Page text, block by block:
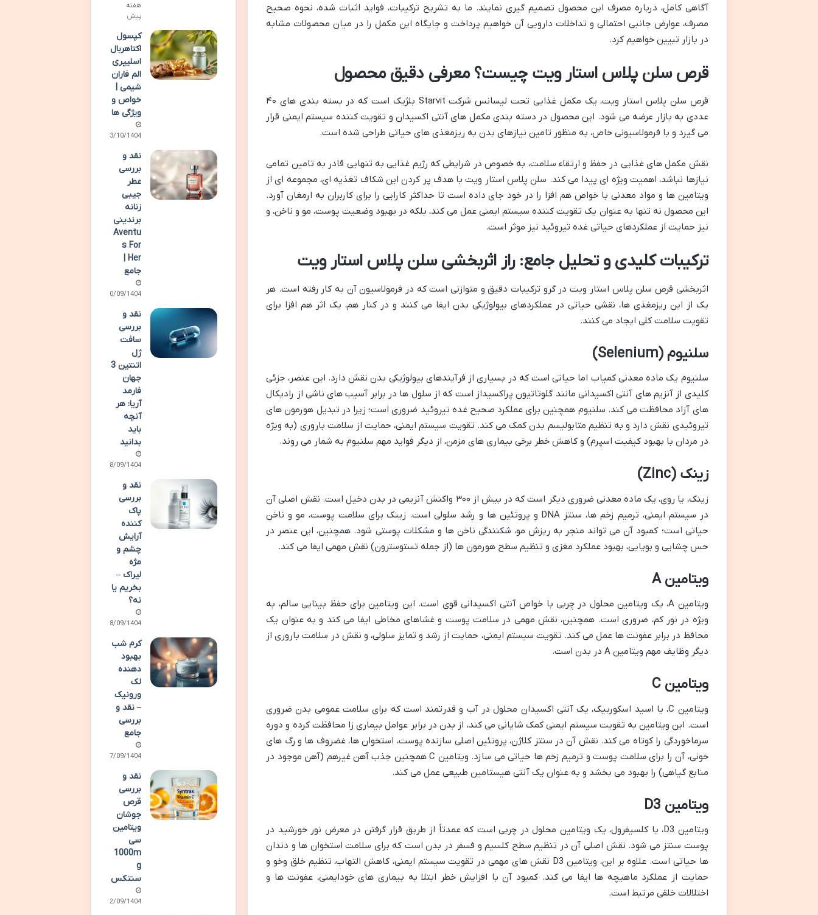
آگاهی کامل، درباره مصرف این محصول تصمیم گیری نمایند. ما به تشریح ترکیبات، فواید اثبات شده، نحوه صحیح
مصرف، عوارض جانبی احتمالی و تداخلات دارویی آن خواهیم پرداخت و جایگاه این مکمل را در میان محصولات مشابه
در بازار تبیین خواهیم کرد.
قرص سلن پلاس استار ویت چیست؟ معرفی دقیق محصول
قرص سلن پلاس استار ویت، یک مکمل غذایی تحت لیسانس شرکت Starvit بلژیک است که در بسته بندی های ۴۰
عددی به بازار عرضه می شود. این محصول در دسته بندی مکمل های آنتی اکسیدان و تقویت کننده سیستم ایمنی قرار
می گیرد و با فرمولاسیونی خاص، به منظور تامین نیازهای بدن به ریزمغذی های حیاتی طراحی شده است.
نقش مکمل های غذایی در حفظ و ارتقاء سلامت، به خصوص در شرایطی که رژیم غذایی به تنهایی قادر به تامین تمامی
نیازها نباشد، اهمیت ویژه ای پیدا می کند. سلن پلاس استار ویت با هدف پر کردن این شکاف تغذیه ای، مجموعه ای از
ویتامین ها و مواد معدنی با خواص هم افزا را در خود جای داده است تا حداکثر کارایی را برای کاربران به ارمغان آورد.
این محصول نه تنها به عنوان یک تقویت کننده سیستم ایمنی عمل می کند، بلکه در بهبود وضعیت پوست، مو و ناخن، و
نیز حمایت از عملکردهای حیاتی غده تیروئید نیز موثر است.
ترکیبات کلیدی و تحلیل جامع: راز اثربخشی سلن پلاس استار ویت
اثربخشی قرص سلن پلاس استار ویت در گرو ترکیبات دقیق و متوازنی است که در فرمولاسیون آن به کار رفته است. هر
یک از این ریزمغذی ها، نقشی حیاتی در عملکردهای بیولوژیکی بدن ایفا می کنند و در کنار هم، یک اثر هم افزا برای
تقویت سلامت کلی ایجاد می کنند.
سلنیوم (Selenium)
سلنیوم یک ماده معدنی کمیاب اما حیاتی است که در بسیاری از فرآیندهای بیولوژیکی بدن نقش دارد. این عنصر، جزئی
کلیدی از آنزیم های آنتی اکسیدانی مانند گلوتاتیون پراکسیداز است که از سلول ها در برابر آسیب های ناشی از رادیکال
های آزاد محافظت می کند. سلنیوم همچنین برای عملکرد صحیح غده تیروئید ضروری است؛ زیرا در تبدیل هورمون های
تیروئیدی نقش دارد و به تنظیم متابولیسم بدن کمک می کند. تقویت سیستم ایمنی، حمایت از سلامت باروری (به ویژه
در مردان با بهبود کیفیت اسپرم) و کاهش خطر برخی بیماری های مزمن، از دیگر فواید مهم سلنیوم به شمار می روند.
زینک (Zinc)
زینک، یا روی، یک ماده معدنی ضروری دیگر است که در بیش از ۳۰۰ واکنش آنزیمی در بدن دخیل است. نقش اصلی آن
در سیستم ایمنی، ترمیم زخم ها، سنتز DNA و پروتئین ها و رشد سلولی است. زینک برای سلامت پوست، مو و ناخن
حیاتی است؛ کمبود آن می تواند منجر به ریزش مو، شکنندگی ناخن ها و مشکلات پوستی شود. همچنین، این عنصر در
حس چشایی و بویایی، بهبود عملکرد مغزی و تنظیم سطح هورمون ها (از جمله تستوسترون) نقش مهمی ایفا می کند.
ویتامین A
ویتامین A، یک ویتامین محلول در چربی با خواص آنتی اکسیدانی قوی است. این ویتامین برای حفظ بینایی سالم، به
ویژه در نور کم، ضروری است. همچنین، نقش مهمی در سلامت پوست و غشاهای مخاطی ایفا می کند و به عنوان یک
محافظ در برابر عفونت ها عمل می کند. تقویت سیستم ایمنی، حمایت از رشد و تمایز سلولی، و نقش در سلامت باروری از
دیگر وظایف مهم ویتامین A در بدن است.
ویتامین C
ویتامین C، یا اسید اسکوربیک، یک آنتی اکسیدان محلول در آب و قدرتمند است که برای سلامت عمومی بدن ضروری
است. این ویتامین به تقویت سیستم ایمنی کمک شایانی می کند، از بدن در برابر عوامل بیماری زا محافظت کرده و دوره
سرماخوردگی را کوتاه می کند. نقش آن در سنتز کلاژن، پروتئین اصلی سازنده پوست، استخوان ها، غضروف ها و رگ های
خونی، آن را برای سلامت پوست و ترمیم زخم ها حیاتی می سازد. ویتامین C همچنین جذب آهن غیرهم (آهن موجود در
منابع گیاهی) را بهبود می بخشد و به عنوان یک آنتی هیستامین طبیعی عمل می کند.
ویتامین D3
ویتامین D3، یا کلسیفرول، یک ویتامین محلول در چربی است که عمدتاً از طریق قرار گرفتن در معرض نور خورشید در
پوست سنتز می شود. نقش اصلی آن در تنظیم سطح کلسیم و فسفر در بدن است که برای سلامت استخوان ها و دندان
ها حیاتی است. علاوه بر این، ویتامین D3 نقش های مهمی در تقویت سیستم ایمنی، کاهش التهاب، تنظیم خلق وخو و
حمایت از عملکرد ماهیچه ها ایفا می کند. کمبود آن با افزایش خطر ابتلا به بیماری های خودایمنی، عفونت ها و
اختلالات خلقی مرتبط است.
هفته
پیش
کپسول
اکتاهربال
اسلیپری
الم فاران
شیمی |
خواص و
ویژگی ها
03/10/1404
نقد و
بررسی
عطر
جیبی
زنانه
برندینی
Aventu
s For
Her |
جامع
30/09/1404
نقد و
بررسی
سافت
ژل
اتنتین 3
جهان
فارمد
آریا: هر
آنچه
باید
بدانید
28/09/1404
نقد و
بررسی
پاک
کننده
آرایش
چشم و
مژه
لیراک –
بخریم یا
نه؟
28/09/1404
کرم شب
بهبود
دهنده
لک
ورونیک
– نقد و
بررسی
جامع
27/09/1404
نقد و
بررسی
قرص
جوشان
ویتامین
سی
1000m
g
سنتکس
22/09/1404